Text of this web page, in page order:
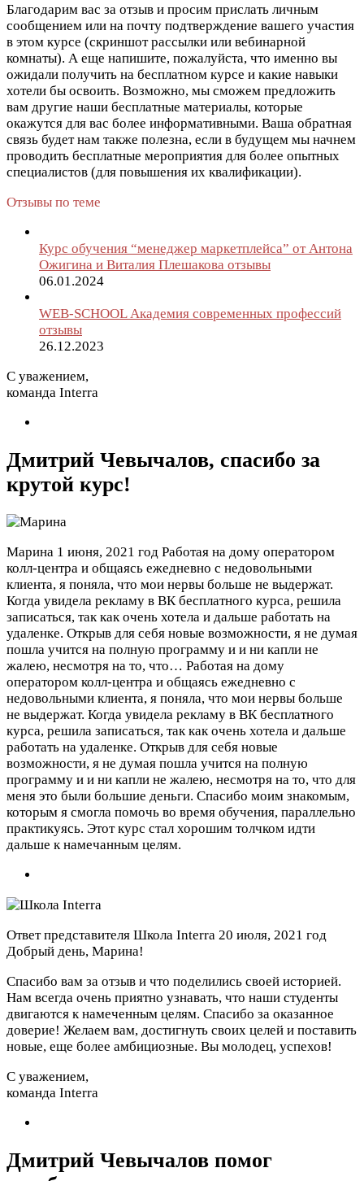
Благодарим вас за отзыв и просим прислать личным
сообщением или на почту подтверждение вашего участия
в этом курсе (скриншот рассылки или вебинарной
комнаты). А еще напишите, пожалуйста, что именно вы
ожидали получить на бесплатном курсе и какие навыки
хотели бы освоить. Возможно, мы сможем предложить
вам другие наши бесплатные материалы, которые
окажутся для вас более информативными. Ваша обратная
связь будет нам также полезна, если в будущем мы начнем
проводить бесплатные мероприятия для более опытных
специалистов (для повышения их квалификации).
Отзывы по теме
Курс обучения “менеджер маркетплейса” от Антона
Ожигина и Виталия Плешакова отзывы
06.01.2024
WEB-SCHOOL Академия современных профессий
отзывы
26.12.2023
С уважением,
команда Interra
Дмитрий Чевычалов, спасибо за
крутой курс!
Марина 1 июня, 2021 год Работая на дому оператором
колл-центра и общаясь ежедневно с недовольными
клиента, я поняла, что мои нервы больше не выдержат.
Когда увидела рекламу в ВК бесплатного курса, решила
записаться, так как очень хотела и дальше работать на
удаленке. Открыв для себя новые возможности, я не думая
пошла учится на полную программу и и ни капли не
жалею, несмотря на то, что… Работая на дому
оператором колл-центра и общаясь ежедневно с
недовольными клиента, я поняла, что мои нервы больше
не выдержат. Когда увидела рекламу в ВК бесплатного
курса, решила записаться, так как очень хотела и дальше
работать на удаленке. Открыв для себя новые
возможности, я не думая пошла учится на полную
программу и и ни капли не жалею, несмотря на то, что для
меня это были большие деньги. Спасибо моим знакомым,
которым я смогла помочь во время обучения, параллельно
практикуясь. Этот курс стал хорошим толчком идти
дальше к намечанным целям.
Ответ представителя Школа Interra 20 июля, 2021 год
Добрый день, Марина!
Спасибо вам за отзыв и что поделились своей историей.
Нам всегда очень приятно узнавать, что наши студенты
двигаются к намеченным целям. Спасибо за оказанное
доверие! Желаем вам, достигнуть своих целей и поставить
новые, еще более амбициозные. Вы молодец, успехов!
С уважением,
команда Interra
Дмитрий Чевычалов помог